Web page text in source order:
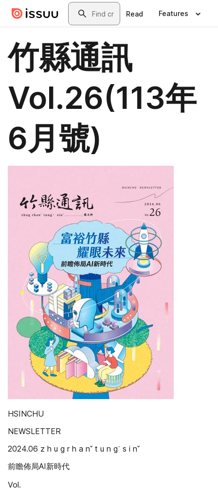
Skip to main contentSearch
Read Features
竹縣通訊
Vol.26(113年
6月號)
HSINCHU
NEWSLETTER
2024.06 z h u g r h a nˇ t u n gˋ s i nˇ
前瞻佈局AI新時代
Vol.